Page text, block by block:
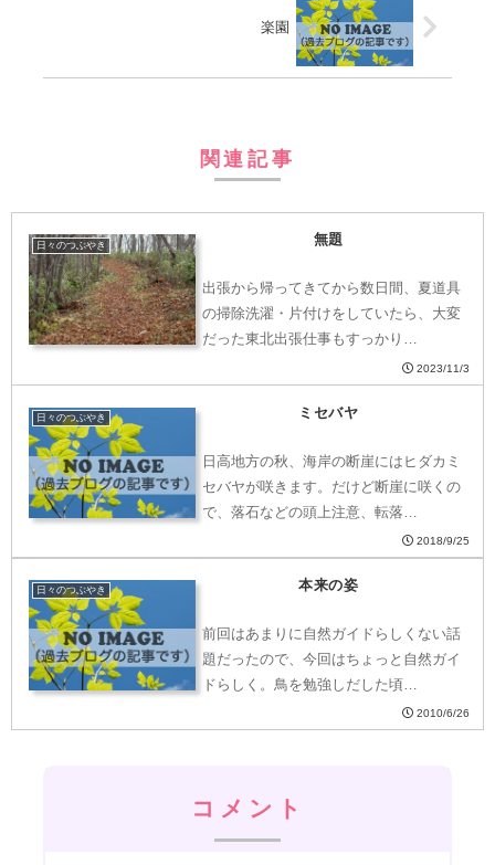
楽園
関連記事
日々のつぶやき 無題
出張から帰ってきてから数日間、夏道具
の掃除洗濯・片付けをしていたら、大変
だった東北出張仕事もすっかり…
2023/11/3
日々のつぶやき ミセバヤ
日高地方の秋、海岸の断崖にはヒダカミ
セバヤが咲きます。だけど断崖に咲くの
で、落石などの頭上注意、転落…
2018/9/25
日々のつぶやき 本来の姿
前回はあまりに自然ガイドらしくない話
題だったので、今回はちょっと自然ガイ
ドらしく。鳥を勉強しだした頃…
2010/6/26
コメント